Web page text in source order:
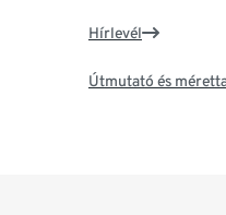
Hírlevél
Útmutató és